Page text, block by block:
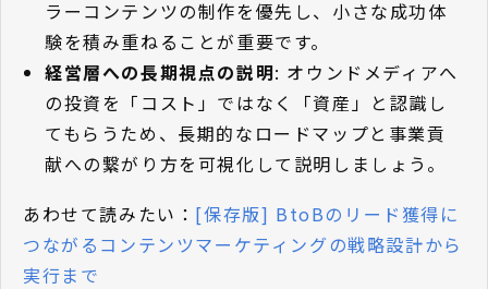
ラーコンテンツの制作を優先し、小さな成功体
験を積み重ねることが重要です。
経営層への長期視点の説明: オウンドメディアへ
の投資を「コスト」ではなく「資産」と認識し
てもらうため、長期的なロードマップと事業貢
献への繋がり方を可視化して説明しましょう。
あわせて読みたい： [保存版] BtoBのリード獲得に
つながるコンテンツマーケティングの戦略設計から
実行まで